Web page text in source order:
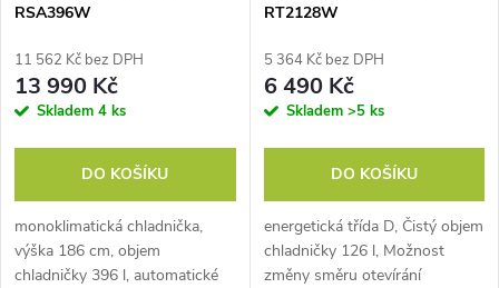
RSA396W
11 562 Kč bez DPH
13 990 Kč
Skladem 4 ks
DO KOŠÍKU
monoklimatická chladnička,
výška 186 cm, objem
chladničky 396 l, automatické
RT2128W
5 364 Kč bez DPH
6 490 Kč
Skladem >5 ks
DO KOŠÍKU
energetická třída D, Čistý objem
chladničky 126 l, Možnost
změny směru otevírání